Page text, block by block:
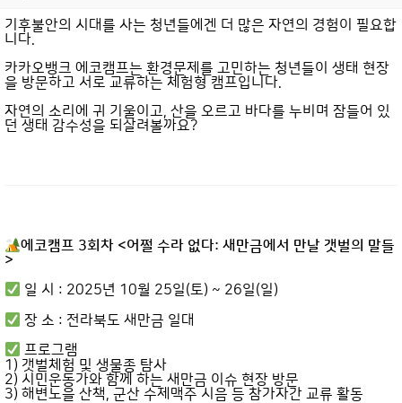
기후불안의 시대를 사는 청년들에겐 더 많은 자연의 경험이 필요합
니다.
카카오뱅크 에코캠프는 환경문제를 고민하는 청년들이 생태 현장
을 방문하고 서로 교류하는 체험형 캠프입니다.
자연의 소리에 귀 기울이고, 산을 오르고 바다를 누비며 잠들어 있
던 생태 감수성을 되살려볼까요?
에코캠프 3회차 <어쩔 수라 없다: 새만금에서 만날 갯벌의 말들
>
일 시 : 2025년 10월 25일(토) ~ 26일(일)
장 소 : 전라북도 새만금 일대
프로그램
1) 갯벌체험 및 생물종 탐사
2) 시민운동가와 함께 하는 새만금 이슈 현장 방문
3) 해변노을 산책, 군산 수제맥주 시음 등 참가자간 교류 활동